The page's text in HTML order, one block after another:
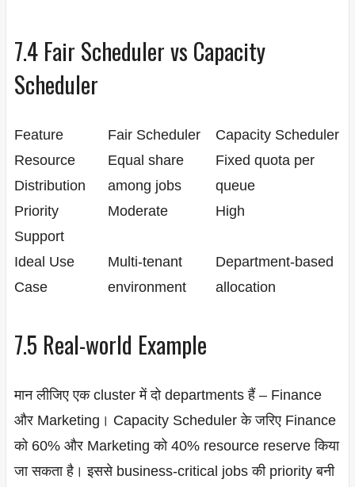
7.4 Fair Scheduler vs Capacity
Scheduler
Feature Fair Scheduler
Capacity Scheduler
Resource
Distribution
Equal share
among jobs
Fixed quota per
queue
Priority
Support
Moderate High
Ideal Use
Case
Multi-tenant
environment
Department-based
allocation
7.5 Real-world Example
मान लीजिए एक cluster में दो departments हैं – Finance
और Marketing। Capacity Scheduler के जरिए Finance
को 60% और Marketing को 40% resource reserve किया
जा सकता है। इससे business-critical jobs की priority बनी